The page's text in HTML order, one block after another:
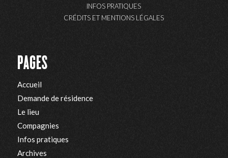
INFOS PRATIQUES
CRÉDITS ET MENTIONS LÉGALES
PAGES
Accueil
Demande de résidence
Le lieu
Compagnies
Infos pratiques
Archives